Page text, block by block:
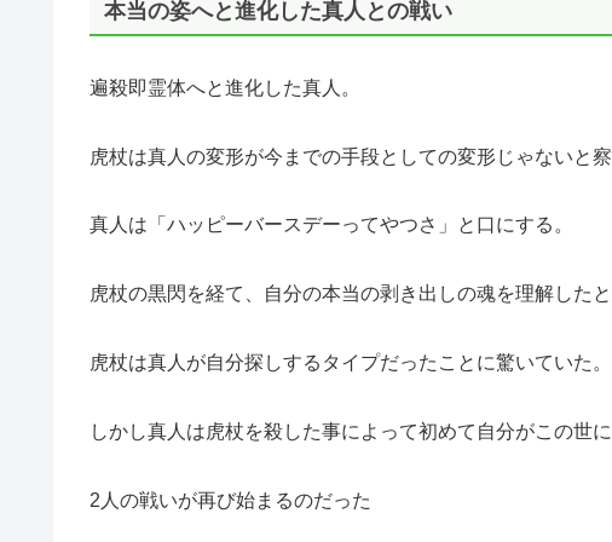
本当の姿へと進化した真人との戦い
遍殺即霊体へと進化した真人。
虎杖は真人の変形が今までの手段としての変形じゃないと察
真人は「ハッピーバースデーってやつさ」と口にする。
虎杖の黒閃を経て、自分の本当の剥き出しの魂を理解したと
虎杖は真人が自分探しするタイプだったことに驚いていた。
しかし真人は虎杖を殺した事によって初めて自分がこの世
2人の戦いが再び始まるのだった